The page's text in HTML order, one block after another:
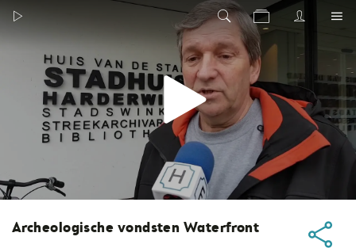
Archeologische vondsten Waterfront